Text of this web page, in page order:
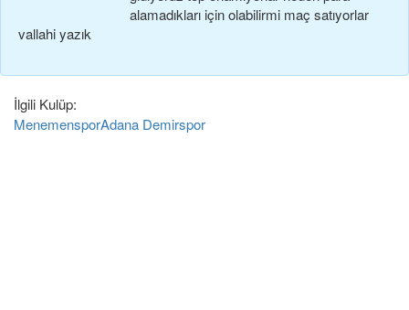
alamadıkları için olabilirmi maç satıyorlar
vallahi yazık
İlgili Kulüp:
MenemensporAdana Demirspor